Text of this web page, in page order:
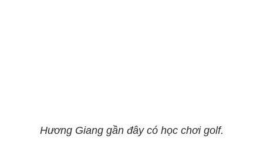
Hương Giang gần đây có học chơi golf.